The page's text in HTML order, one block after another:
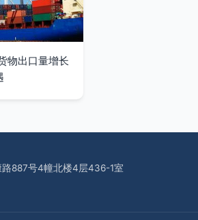
物出口量增长
887号4幢北楼4层436-1室